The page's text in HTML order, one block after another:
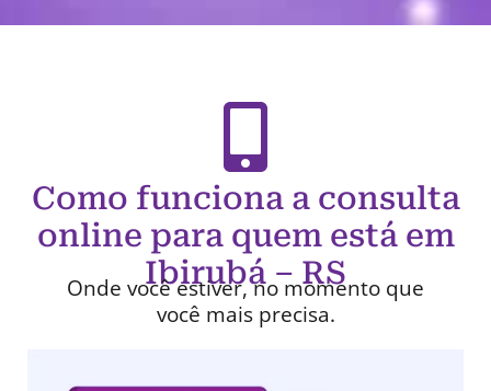
Como funciona a consulta
online para quem está em
Ibirubá – RS
Onde você estiver, no momento que
você mais precisa.